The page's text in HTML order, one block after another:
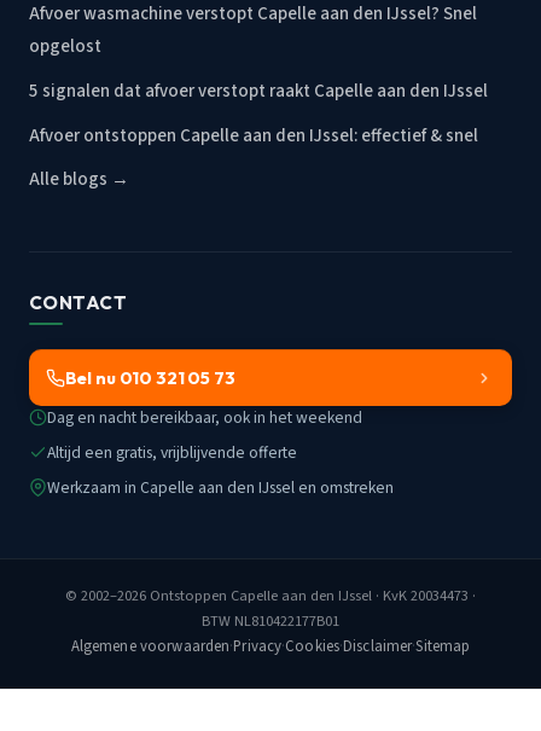
Afvoer wasmachine verstopt Capelle aan den IJssel? Snel
opgelost
5 signalen dat afvoer verstopt raakt Capelle aan den IJssel
Afvoer ontstoppen Capelle aan den IJssel: effectief & snel
Alle blogs →
CONTACT
Bel nu 010 321 05 73
Dag en nacht bereikbaar, ook in het weekend
Altijd een gratis, vrijblijvende offerte
Werkzaam in Capelle aan den IJssel en omstreken
© 2002–2026 Ontstoppen Capelle aan den IJssel · KvK 20034473 ·
BTW NL810422177B01
Algemene voorwaarden·Privacy·Cookies·Disclaimer·Sitemap